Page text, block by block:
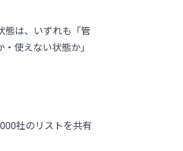
態は、いずれも「管
使えない状態か」
社のリストを共有